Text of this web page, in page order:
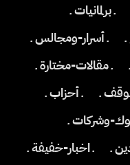
ـ برلمانيات ـ
ـ أسرار-ومجالس ـ
ـ مقالات-مختارة ـ
ـ
ـ أحزاب ـ
وشركات ـ
ـ
ـ اخبار-خفيفة ـ